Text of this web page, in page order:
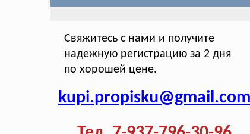
Свяжитесь с нами и получите
надежную регистрацию за 2 дня
по хорошей цене.
kupi.propisku@gmail.com